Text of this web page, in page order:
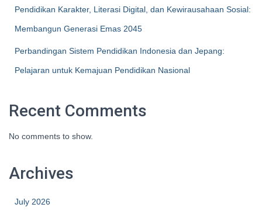
Pendidikan Karakter, Literasi Digital, dan Kewirausahaan Sosial:
Membangun Generasi Emas 2045
Perbandingan Sistem Pendidikan Indonesia dan Jepang:
Pelajaran untuk Kemajuan Pendidikan Nasional
Recent Comments
No comments to show.
Archives
July 2026